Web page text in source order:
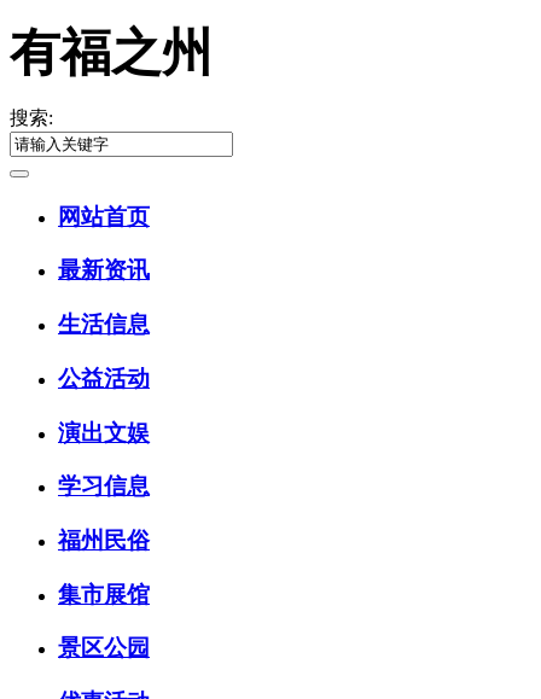
有福之州
搜索:
网站首页
最新资讯
生活信息
公益活动
演出文娱
学习信息
福州民俗
集市展馆
景区公园